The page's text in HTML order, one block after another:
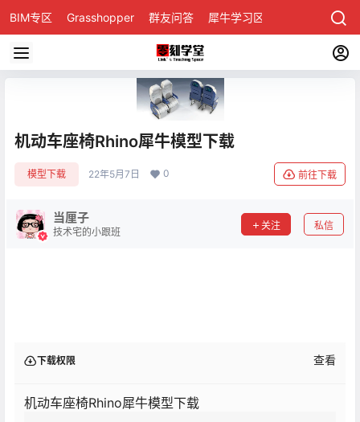
BIM专区 Grasshopper 群友问答 犀牛学习区
机动车座椅Rhino犀牛模型下载
模型下载 22年5月7日 0 前往下载
当厘子
技术宅的小跟班
关注 私信
下载权限 查看
机动车座椅Rhino犀牛模型下载